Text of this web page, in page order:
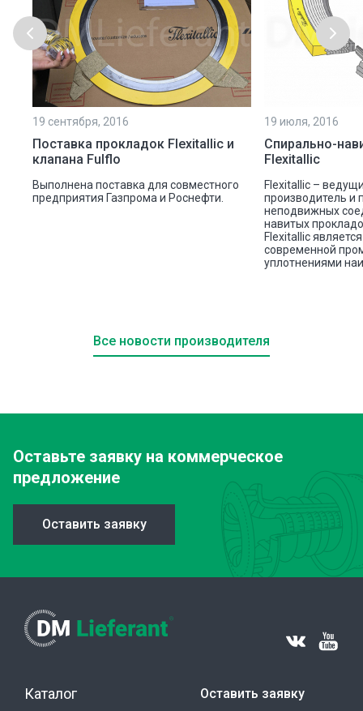
19 сентября, 2016
Поставка прокладок Flexitallic и
клапана Fulflo
Выполнена поставка для совместного
предприятия Газпрома и Роснефти.
19 июля, 2016
Спирально-
Flexitallic
Flexitallic –
производитель и
неподвижных
навитых
Flexitallic
современной
уплотнениями
Все новости производителя
Оставьте заявку на коммерческое
предложение
Оставить заявку
Каталог Оставить заявку